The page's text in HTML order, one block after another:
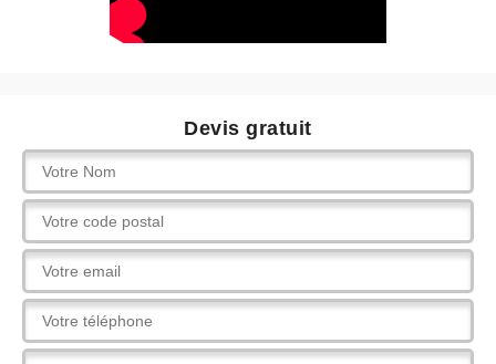
Devis gratuit